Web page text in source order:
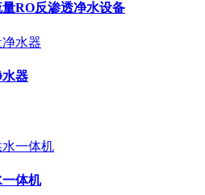
RO反渗透净水设备
器
体机